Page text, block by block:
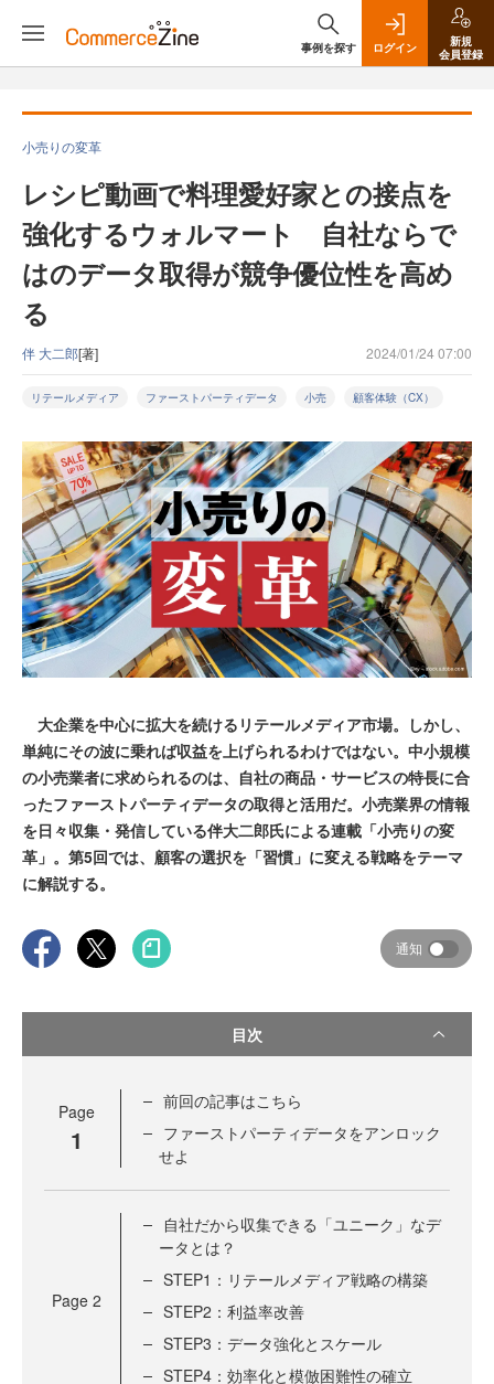
事例を探す ログイン
新規
会員登録
小売りの変革
レシピ動画で料理愛好家との接点を
強化するウォルマート 自社ならで
はのデータ取得が競争優位性を高め
る
伴 大二郎[著] 2024/01/24 07:00
リテールメディア ファーストパーティデータ 小売 顧客体験（CX）
大企業を中心に拡大を続けるリテールメディア市場。しかし、
単純にその波に乗れば収益を上げられるわけではない。中小規模
の小売業者に求められるのは、自社の商品・サービスの特長に合
ったファーストパーティデータの取得と活用だ。小売業界の情報
を日々収集・発信している伴大二郎氏による連載「小売りの変
革」。第5回では、顧客の選択を「習慣」に変える戦略をテーマ
に解説する。
通知
目次
Page
1
前回の記事はこちら
ファーストパーティデータをアンロック
せよ
Page 2
自社だから収集できる「ユニーク」なデ
ータとは？
STEP1：リテールメディア戦略の構築
STEP2：利益率改善
STEP3：データ強化とスケール
STEP4：効率化と模倣困難性の確立